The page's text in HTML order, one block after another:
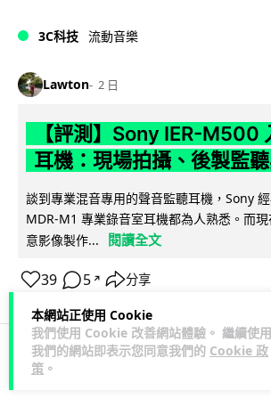
本網站正使用 Cookie
我們使用 Cookie 改善網站體驗。 繼續使用
我們的網站即表示您同意我們的 Cookie 政
策 。
3C科技 流動音樂
Lawton 2 日
【評測】Sony IER-M500
耳機：現場拍攝、後製監
談到專業混音專用的聲音監聽耳機，Sony
MDR-M1 專業錄音室耳機都為人熟悉。而
意影像製作...
閱讀全文
39 5 ↗ 分享
科技娛樂